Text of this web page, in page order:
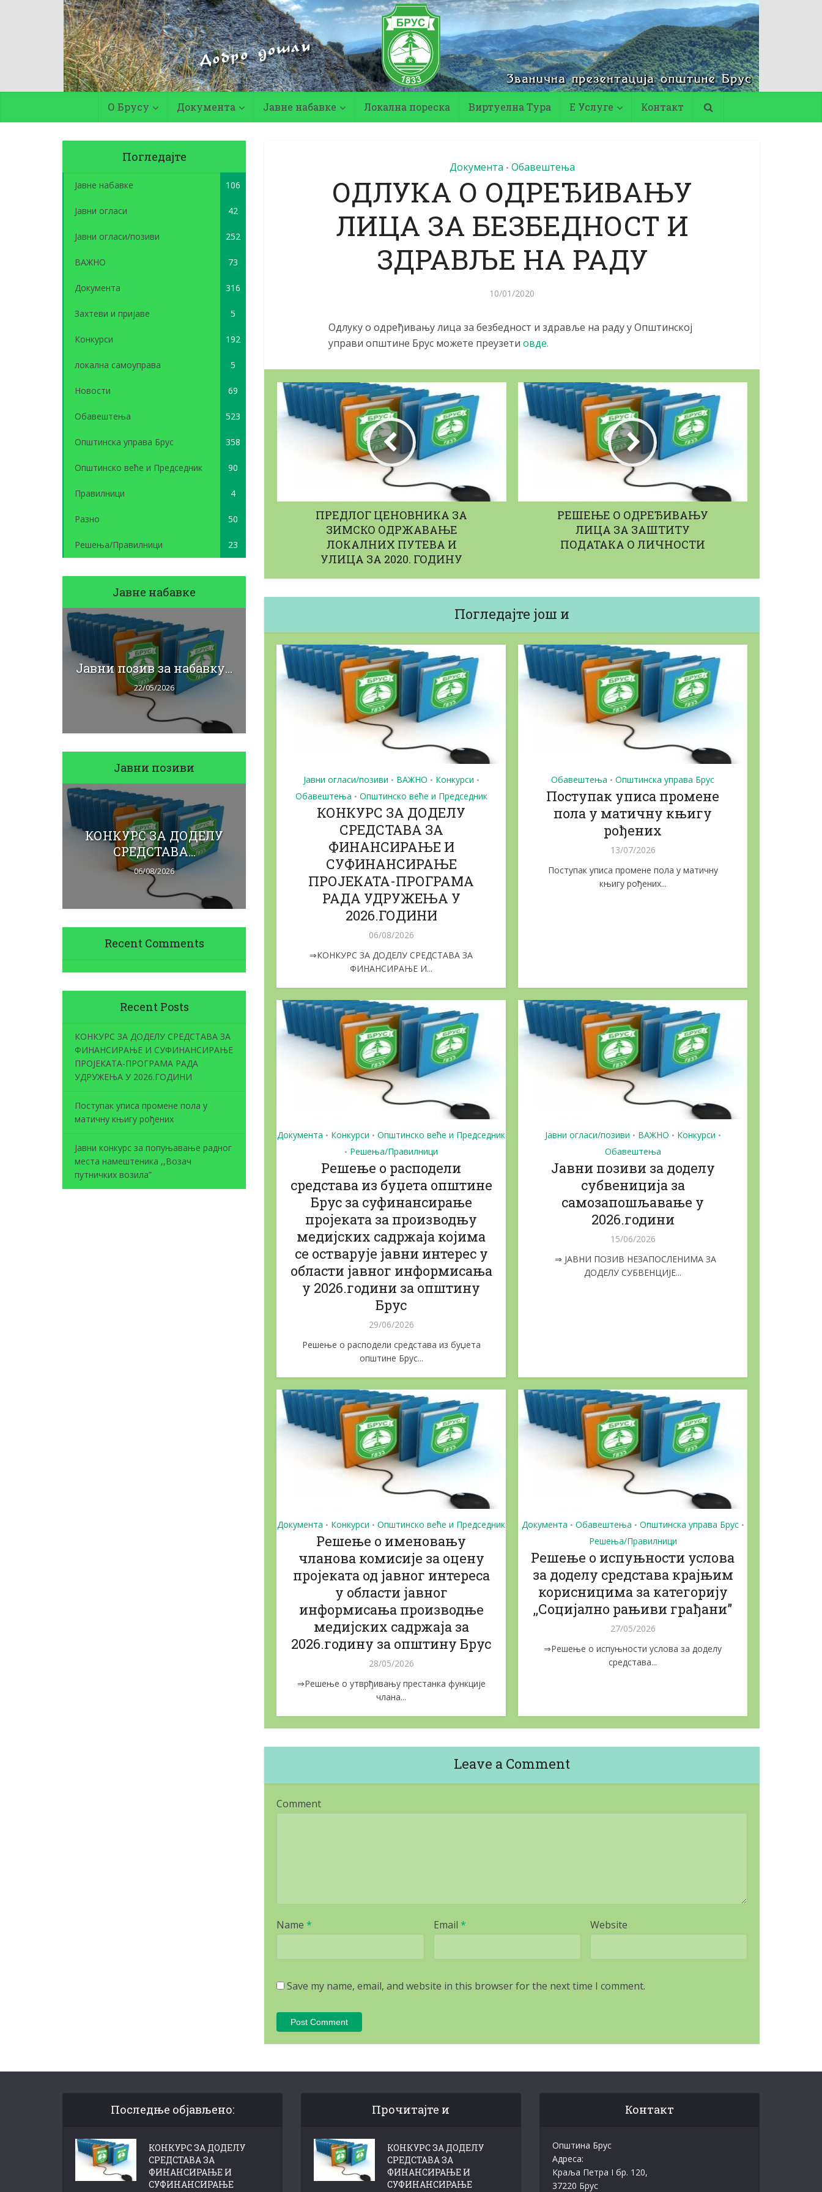
О Брусу Документа Јавне набавке Локална пореска Виртуелна Тура Е Услуге Контакт
Погледајте
Јавне набавке 106
Јавни огласи 42
Јавни огласи/позиви 252
ВАЖНО 73
Документа 316
Захтеви и пријаве 5
Конкурси 192
локална самоуправа 5
Новости 69
Обавештења 523
Општинска управа Брус 358
Општинско веће и Председник 90
Правилници 4
Разно 50
Решења/Правилници 23
Јавне набавке
Јавни позив за набавку...
22/05/2026
Jaвни позив за набавку
Горива и...
23/04/2026
Јавни позив за набавку...
13/02/2026
Јавни позив за набавку...
22/05/2026
Јавни позиви
КОНКУРС ЗА ДОДЕЛУ
СРЕДСТАВА...
06/08/2026
Jaвни позиви за доделу...
15/06/2026
Јавни позив за набавку...
ОГЛАС РАДИ ДАВАЊА У
Recent Comments
Recent Posts
КОНКУРС ЗА ДОДЕЛУ СРЕДСТАВА ЗА
ФИНАНСИРАЊЕ И СУФИНАНСИРАЊЕ
ПРОЈЕКАТА-ПРОГРАМА РАДА
УДРУЖЕЊА У 2026.ГОДИНИ
Поступак уписа промене пола у
матичну књигу рођених
Јавни конкурс за попуњавање радног
места намештеника ,,Возач
путничких возила”
Документа • Обавештења
ОДЛУКА О ОДРЕЂИВАЊУ
ЛИЦА ЗА БЕЗБЕДНОСТ И
ЗДРАВЉЕ НА РАДУ
10/01/2020
Одлуку o одређивању лица за безбедност и здравље на раду у Општинској
управи општине Брус можете преузети овде.
ПРЕДЛОГ ЦЕНОВНИКА ЗА
ЗИМСКО ОДРЖАВАЊЕ
ЛОКАЛНИХ ПУТЕВА И
УЛИЦА ЗА 2020. ГОДИНУ
РЕШЕЊЕ О ОДРЕЂИВАЊУ
ЛИЦА ЗА ЗАШТИТУ
ПОДАТАКА О ЛИЧНОСТИ
Погледајте још и
Јавни огласи/позиви • ВАЖНО • Конкурси •
Обавештења • Општинско веће и Председник
КОНКУРС ЗА ДОДЕЛУ
СРЕДСТАВА ЗА
ФИНАНСИРАЊЕ И
СУФИНАНСИРАЊЕ
ПРОЈЕКАТА-ПРОГРАМА
РАДА УДРУЖЕЊА У
2026.ГОДИНИ
06/08/2026
⇒КОНКУРС ЗА ДОДЕЛУ СРЕДСТАВА ЗА
ФИНАНСИРАЊЕ И...
Обавештења • Општинска управа Брус
Поступак уписа промене
пола у матичну књигу
рођених
13/07/2026
Поступак уписа промене пола у матичну
књигу рођених...
Документа • Конкурси • Општинско веће и Председник
• Решења/Правилници
Решење о расподели
средстава из буџета општине
Брус за суфинансирање
пројеката за производњу
медијских садржаја којима
се остварује јавни интерес у
области јавног информисања
у 2026.години за општину
Брус
29/06/2026
Решење о расподели средстава из буџета
општине Брус...
Јавни огласи/позиви • ВАЖНО • Конкурси •
Обавештења
Jaвни позиви за доделу
субвениција за
самозапошљавање у
2026.години
15/06/2026
⇒ ЈАВНИ ПОЗИВ НЕЗАПОСЛЕНИМА ЗА
ДОДЕЛУ СУБВЕНЦИЈЕ...
Документа • Конкурси • Општинско веће и Председник
Решење о именовању
чланова комисије за оцену
пројеката од јавног интереса
у области јавног
информисања производње
медијских садржаја за
2026.годину за општину Брус
28/05/2026
⇒Решење о утврђивању престанка функције
члана...
Документа • Обавештења • Општинска управа Брус •
Решења/Правилници
Решење о испуњности услова
за доделу средстава крајњим
корисницима за категорију
,,Социјално рањиви грађани”
27/05/2026
⇒Решење о испуњности услова за доделу
средстава...
Leave a Comment
Comment
Name * Email * Website
Save my name, email, and website in this browser for the next time I comment.
Последње објављено:
КОНКУРС ЗА ДОДЕЛУ
СРЕДСТАВА ЗА
ФИНАНСИРАЊЕ И
СУФИНАНСИРАЊЕ
Прочитајте и
КОНКУРС ЗА ДОДЕЛУ
СРЕДСТАВА ЗА
ФИНАНСИРАЊЕ И
СУФИНАНСИРАЊЕ
Контакт
Општина Брус
Адреса:
Краља Петра I бр. 120,
37220 Брус